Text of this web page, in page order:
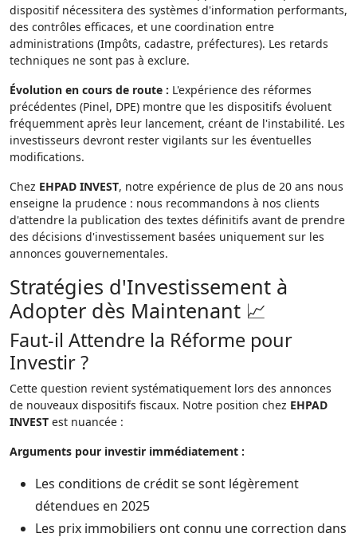
dispositif nécessitera des systèmes d'information performants,
des contrôles efficaces, et une coordination entre
administrations (Impôts, cadastre, préfectures). Les retards
techniques ne sont pas à exclure.
Évolution en cours de route : L'expérience des réformes
précédentes (Pinel, DPE) montre que les dispositifs évoluent
fréquemment après leur lancement, créant de l'instabilité. Les
investisseurs devront rester vigilants sur les éventuelles
modifications.
Chez EHPAD INVEST, notre expérience de plus de 20 ans nous
enseigne la prudence : nous recommandons à nos clients
d'attendre la publication des textes définitifs avant de prendre
des décisions d'investissement basées uniquement sur les
annonces gouvernementales.
Stratégies d'Investissement à
Adopter dès Maintenant 📈
Faut-il Attendre la Réforme pour
Investir ?
Cette question revient systématiquement lors des annonces
de nouveaux dispositifs fiscaux. Notre position chez EHPAD
INVEST est nuancée :
Arguments pour investir immédiatement :
Les conditions de crédit se sont légèrement
détendues en 2025
Les prix immobiliers ont connu une correction dans